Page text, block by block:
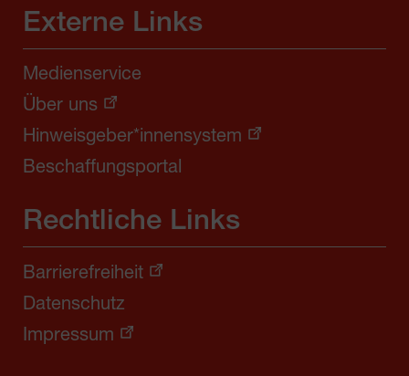
Externe Links
Medienservice
Über uns
Hinweisgeber*innensystem
Beschaffungsportal
Rechtliche Links
Barrierefreiheit
Datenschutz
Impressum